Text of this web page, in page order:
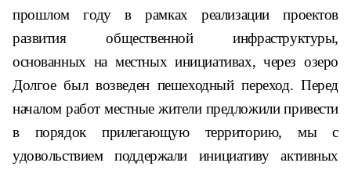
прошлом году в рамках реализации проектов
развития общественной инфраструктуры,
основанных на местных инициативах, через озеро
Долгое был возведен пешеходный переход. Перед
началом работ местные жители предложили привести
в порядок прилегающую территорию, мы с
удовольствием поддержали инициативу активных